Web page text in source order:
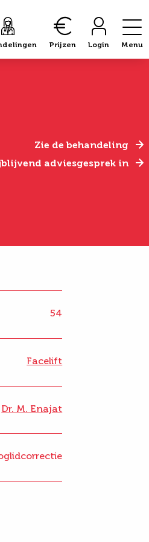
Prijzen Login Menu
Zie de behandeling
adviesgesprek in
54
Facelift
Dr. M. Enajat